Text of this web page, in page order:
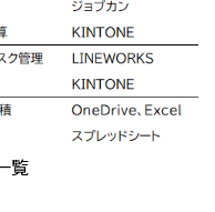
覧